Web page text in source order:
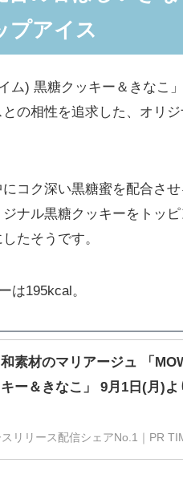
の香ばしいき
アイス
) 黒糖クッキー＆きなこ」
の相性を追求した、オリ
コク深い黒糖蜜を配合させ